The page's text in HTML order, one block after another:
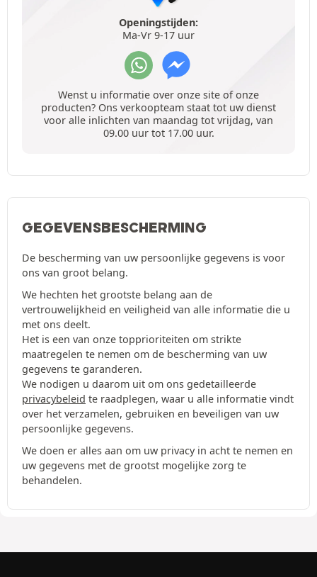
Openingstijden:
Ma-Vr 9-17 uur
Wenst u informatie over onze site of onze
producten? Ons verkoopteam staat tot uw dienst
voor alle inlichten van maandag tot vrijdag, van
09.00 uur tot 17.00 uur.
GEGEVENSBESCHERMING
De bescherming van uw persoonlijke gegevens is voor
ons van groot belang.
We hechten het grootste belang aan de
vertrouwelijkheid en veiligheid van alle informatie die u
met ons deelt.
Het is een van onze topprioriteiten om strikte
maatregelen te nemen om de bescherming van uw
gegevens te garanderen.
We nodigen u daarom uit om ons gedetailleerde
privacybeleid te raadplegen, waar u alle informatie vindt
over het verzamelen, gebruiken en beveiligen van uw
persoonlijke gegevens.
We doen er alles aan om uw privacy in acht te nemen en
uw gegevens met de grootst mogelijke zorg te
behandelen.